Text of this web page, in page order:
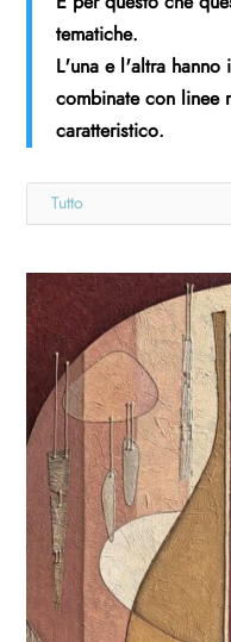
tematiche.
L'una e l'altra hanno
combinate con linee
caratteristico.
Tutto